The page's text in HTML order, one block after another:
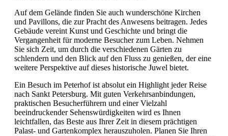
Auf dem Gelände finden Sie auch wunderschöne Kirchen
und Pavillons, die zur Pracht des Anwesens beitragen. Jedes
Gebäude vereint Kunst und Geschichte und bringt die
Vergangenheit für moderne Besucher zum Leben. Nehmen
Sie sich Zeit, um durch die verschiedenen Gärten zu
schlendern und den Blick auf den Fluss zu genießen, der eine
weitere Perspektive auf dieses historische Juwel bietet.
Ein Besuch im Peterhof ist absolut ein Highlight jeder Reise
nach Sankt Petersburg. Mit guten Verkehrsanbindungen,
praktischen Besucherführern und einer Vielzahl
beeindruckender Sehenswürdigkeiten wird es Ihnen
leichtfallen, das Beste aus Ihrer Zeit in diesem prächtigen
Palast- und Gartenkomplex herauszuholen. Planen Sie Ihren